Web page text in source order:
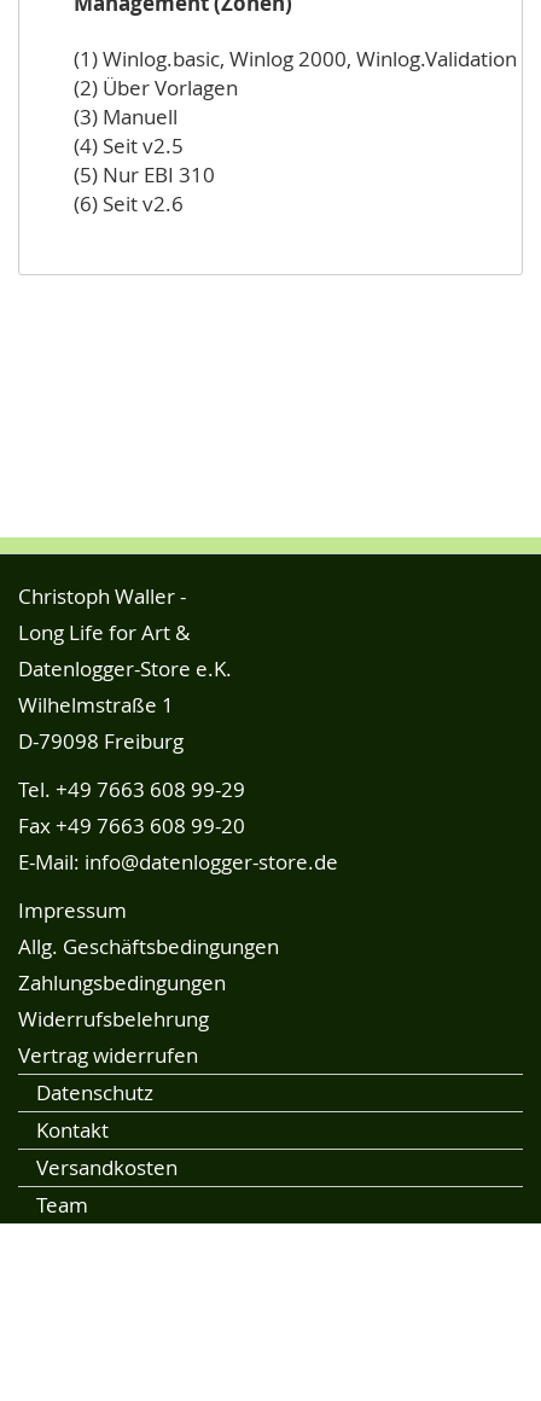
(1) Winlog.basic, Winlog 2000, Winlog.Validation
(2) Über Vorlagen
(3) Manuell
(4) Seit v2.5
(5) Nur EBI 310
(6) Seit v2.6
Christoph Waller -
Long Life for Art &
Datenlogger-Store e.K.
Wilhelmstraße 1
D-79098 Freiburg
Tel. +49 7663 608 99-29
Fax +49 7663 608 99-20
E-Mail: info@datenlogger-store.de
Impressum
Allg. Geschäftsbedingungen
Zahlungsbedingungen
Widerrufsbelehrung
Vertrag widerrufen
Datenschutz
Kontakt
Versandkosten
Team